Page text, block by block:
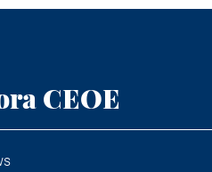
CEOE